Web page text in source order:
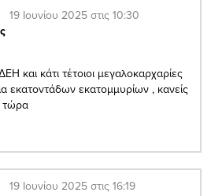
19 Ιουνίου 2025 στις 10:30
και κάτι τέτοιοι μεγαλοκαρχαρίες
εκατοντάδων εκατομμυρίων , κανείς
τώρα
19 Ιουνίου 2025 στις 16:19